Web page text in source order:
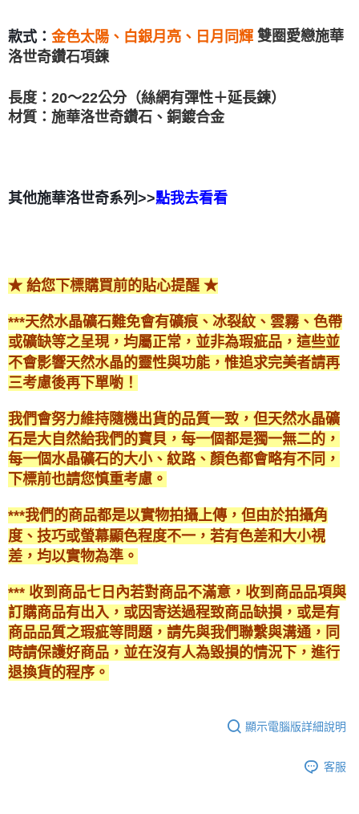
款式： 金色太陽、白銀月亮、日月同輝 雙圈愛戀施華
洛世奇鑽石項鍊
長度：20～22公分（絲網有彈性＋延長鍊）
材質：施華洛世奇鑽石、銅鍍合金
其他施華洛世奇系列>>點我去看看
★ 給您下標購買前的貼心提醒 ★
***天然水晶礦石難免會有礦痕、冰裂紋、雲霧、色帶
或礦缺等之呈現，均屬正常，並非為瑕疵品，這些並
不會影響天然水晶的靈性與功能，惟追求完美者請再
三考慮後再下單喲！
我們會努力維持隨機出貨的品質一致，但天然水晶礦
石是大自然給我們的寶貝，每一個都是獨一無二的，
每一個水晶礦石的大小、紋路、顏色都會略有不同，
下標前也請您慎重考慮。
***我們的商品都是以實物拍攝上傳，但由於拍攝角
度、技巧或螢幕顯色程度不一，若有色差和大小視
差，均以實物為準。
*** 收到商品七日內若對商品不滿意，收到商品品項與
訂購商品有出入，或因寄送過程致商品缺損，或是有
商品品質之瑕疵等問題，請先與我們聯繫與溝通，同
時請保護好商品，並在沒有人為毀損的情況下，進行
退換貨的程序。
顯示電腦版詳細說明
客服